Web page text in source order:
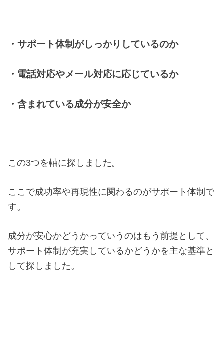
・サポート体制がしっかりしているのか
・電話対応やメール対応に応じているか
・含まれている成分が安全か
この3つを軸に探しました。
ここで成功率や再現性に関わるのがサポート体制で
す。
成分が安心かどうかっていうのはもう前提として、
サポート体制が充実しているかどうかを主な基準と
して探しました。